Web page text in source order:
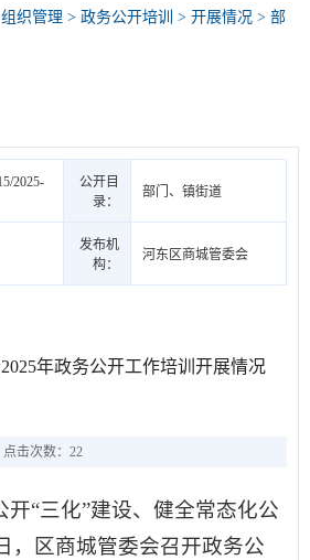
组织管理 > 政务公开培训 > 开展情况 > 部
2025-
公开目
录：
部门、镇街道
发布机
构：
河东区商城管委会
年政务公开工作培训开展情况
点击次数： 22
开“三化”建设、健全常态化公
，区商城管委会召开政务公